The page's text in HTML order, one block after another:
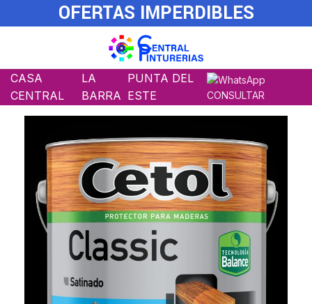
OFERTAS IMPERDIBLES
CASA
CENTRAL
LA
BARRA
PUNTA DEL
ESTE
CONSULTAR